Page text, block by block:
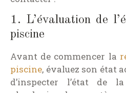
1. L’évaluation de
piscine
Avant de commencer la
piscine, évaluez son état
d’inspecter l’état de